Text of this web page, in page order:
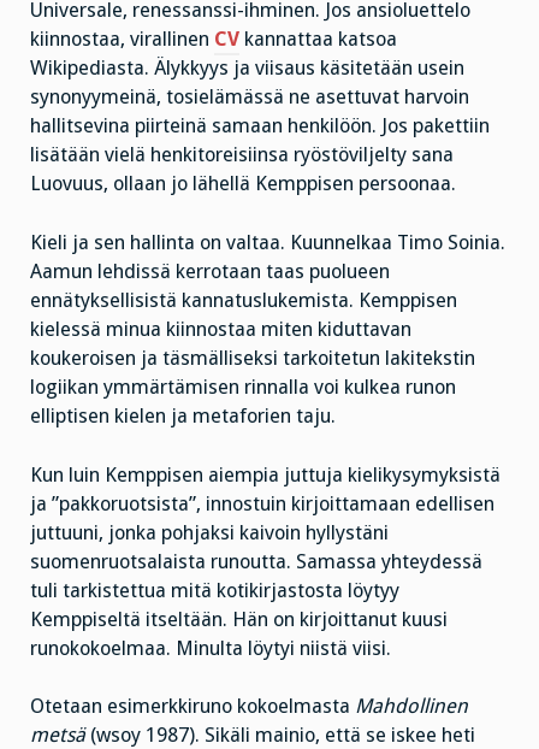
Universale, renessanssi-ihminen. Jos ansioluettelo
kiinnostaa, virallinen CV kannattaa katsoa
Wikipediasta. Älykkyys ja viisaus käsitetään usein
synonyymeinä, tosielämässä ne asettuvat harvoin
hallitsevina piirteinä samaan henkilöön. Jos pakettiin
lisätään vielä henkitoreisiinsa ryöstöviljelty sana
Luovuus, ollaan jo lähellä Kemppisen persoonaa.
Kieli ja sen hallinta on valtaa. Kuunnelkaa Timo Soinia.
Aamun lehdissä kerrotaan taas puolueen
ennätyksellisistä kannatuslukemista. Kemppisen
kielessä minua kiinnostaa miten kiduttavan
koukeroisen ja täsmälliseksi tarkoitetun lakitekstin
logiikan ymmärtämisen rinnalla voi kulkea runon
elliptisen kielen ja metaforien taju.
Kun luin Kemppisen aiempia juttuja kielikysymyksistä
ja ”pakkoruotsista”, innostuin kirjoittamaan edellisen
juttuuni, jonka pohjaksi kaivoin hyllystäni
suomenruotsalaista runoutta. Samassa yhteydessä
tuli tarkistettua mitä kotikirjastosta löytyy
Kemppiseltä itseltään. Hän on kirjoittanut kuusi
runokokoelmaa. Minulta löytyi niistä viisi.
Otetaan esimerkkiruno kokoelmasta Mahdollinen
metsä(wsoy 1987). Sikäli mainio, että se iskee heti